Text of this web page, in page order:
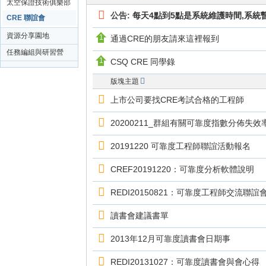
（
T
W
-
示錄
太空保證技術俱樂部
CRE 聯誼會
資源分享園地
任務編組與研習營
（內部使用）
公告: 每天4點到5點是系統維護時間,系統
通過CRE的朋友請來這裡報到
CSQ CRE 同學錄
版塊主題
上市公司要找CRE考試合格的工程師
20200211_群組有關可靠度指數分佈失效
20191220 可靠度工程師聯誼活動報名
CREF20191220：可靠度分析軟體說明
REDI20150821：可靠度工程師交流聯誼
讀書會建議書單
2013年12月可靠度讀書會日期事
REDI20131027：可靠度讀書會與會心得